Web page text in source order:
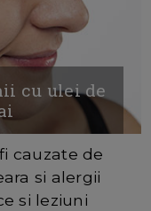
cu ulei de
cauzate de
si alergii
si leziuni